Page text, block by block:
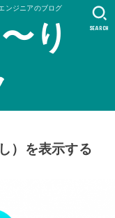
ンジニアのブログ
り
SEARCH
）を表示する